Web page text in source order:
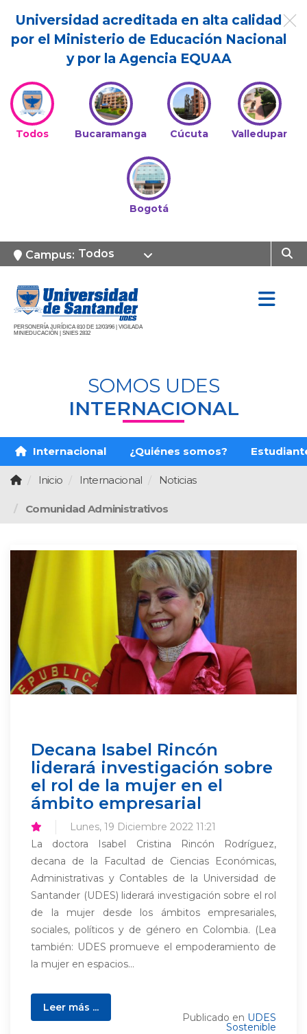
Universidad acreditada en alta calidad
por el Ministerio de Educación Nacional
y por la Agencia EQUAA
Todos Bucaramanga Cúcuta Valledupar
Bogotá
Campus: Todos
PERSONERÍA JURÍDICA 810 DE 12/03/96 | VIGILADA
MINIEDUCACIÓN | SNIES 2832
SOMOS UDES
INTERNACIONAL
Internacional ¿Quiénes somos?
Inicio Internacional Noticias
Comunidad Administrativos
Decana Isabel Rincón
liderará investigación sobre
el rol de la mujer en el
ámbito empresarial
Lunes, 19 Diciembre 2022 11:21
La doctora Isabel Cristina Rincón Rodríguez,
decana de la Facultad de Ciencias Económicas,
Administrativas y Contables de la Universidad de
Santander (UDES) liderará investigación sobre el rol
de la mujer desde los ámbitos empresariales,
sociales, políticos y de género en Colombia. (Lea
también: UDES promueve el empoderamiento de
la mujer en espacios...
Leer más ...
Publicado en UDES
Sostenible